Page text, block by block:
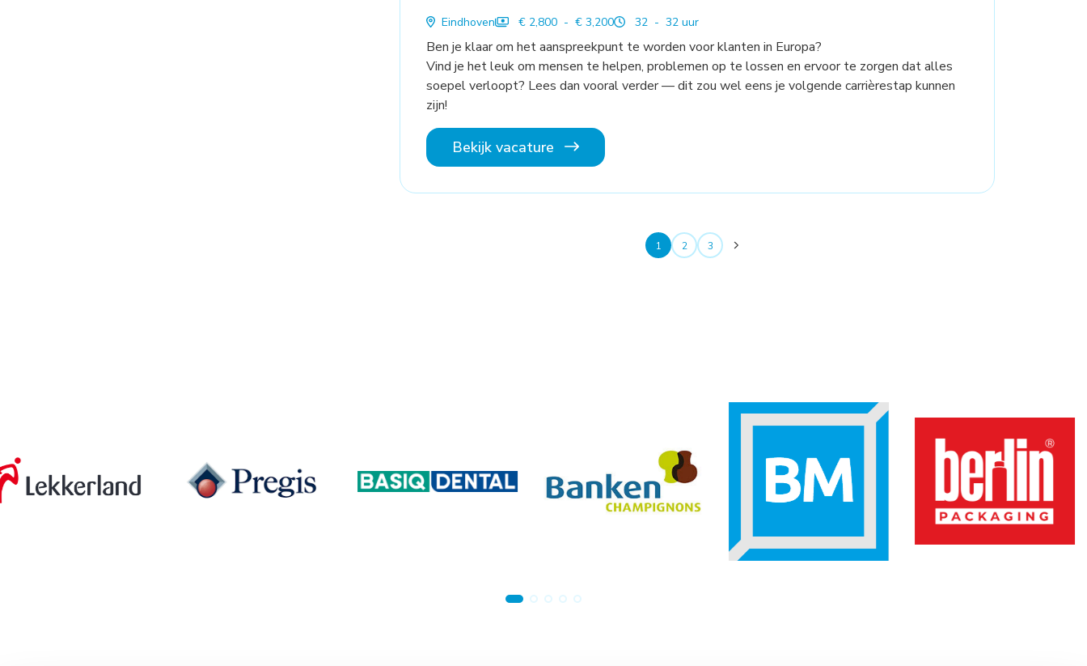
Eindhoven € 2,800 - € 3,200 32 - 32 uur
Ben je klaar om het aanspreekpunt te worden voor klanten in Europa?
Vind je het leuk om mensen te helpen, problemen op te lossen en ervoor te zorgen dat alles
soepel verloopt? Lees dan vooral verder — dit zou wel eens je volgende carrièrestap kunnen
zijn!
Bekijk vacature
1 2 3